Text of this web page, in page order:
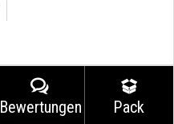
Bewertungen Pack